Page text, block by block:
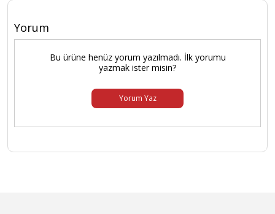
Yorum
Bu ürüne henüz yorum yazılmadı. İlk yorumu
yazmak ister misin?
Yorum Yaz